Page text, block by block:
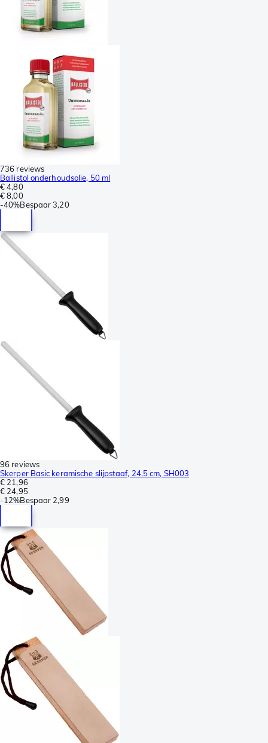
736 reviews
Ballistol onderhoudsolie, 50 ml
€ 4,80
€ 8,00
-40%Bespaar 3,20
96 reviews
Skerper Basic keramische slijpstaaf, 24.5 cm, SH003
€ 21,96
€ 24,95
-12%Bespaar 2,99